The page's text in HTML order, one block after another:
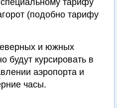
тарифу
(подобно тарифу
и южных
будут курсировать в
аэропорта и
часы.